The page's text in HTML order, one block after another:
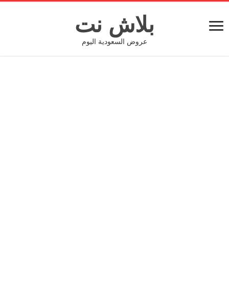
بلاش نت
عروض السعودية اليوم